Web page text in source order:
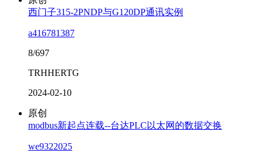
西门子315-2PNDP与G120DP通讯实例
a416781387
8/697
TRHHERTG
2024-02-10
原创
modbus新起点连载--台达PLC以太网的数据交换
we9322025